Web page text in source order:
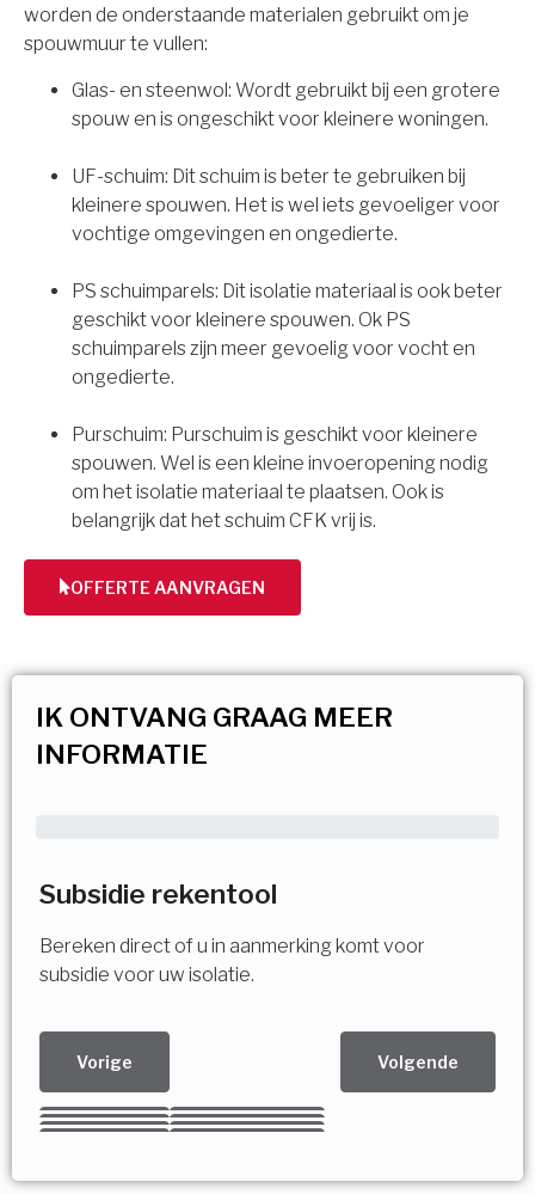
worden de onderstaande materialen gebruikt om je
spouwmuur te vullen:
Glas- en steenwol: Wordt gebruikt bij een grotere
spouw en is ongeschikt voor kleinere woningen.
UF-schuim: Dit schuim is beter te gebruiken bij
kleinere spouwen. Het is wel iets gevoeliger voor
vochtige omgevingen en ongedierte.
PS schuimparels: Dit isolatie materiaal is ook beter
geschikt voor kleinere spouwen. Ok PS
schuimparels zijn meer gevoelig voor vocht en
ongedierte.
Purschuim: Purschuim is geschikt voor kleinere
spouwen. Wel is een kleine invoeropening nodig
om het isolatie materiaal te plaatsen. Ook is
belangrijk dat het schuim CFK vrij is.
OFFERTE AANVRAGEN
IK ONTVANG GRAAG MEER
INFORMATIE
Subsidie rekentool
Bereken direct of u in aanmerking komt voor
subsidie voor uw isolatie.
Vorige Volgende
Kies uw Isolatiemaatregel
Meerdere keuzes mogelijk
Vorige Volgende